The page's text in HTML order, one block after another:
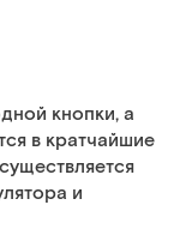
кнопки, а
в кратчайшие
и